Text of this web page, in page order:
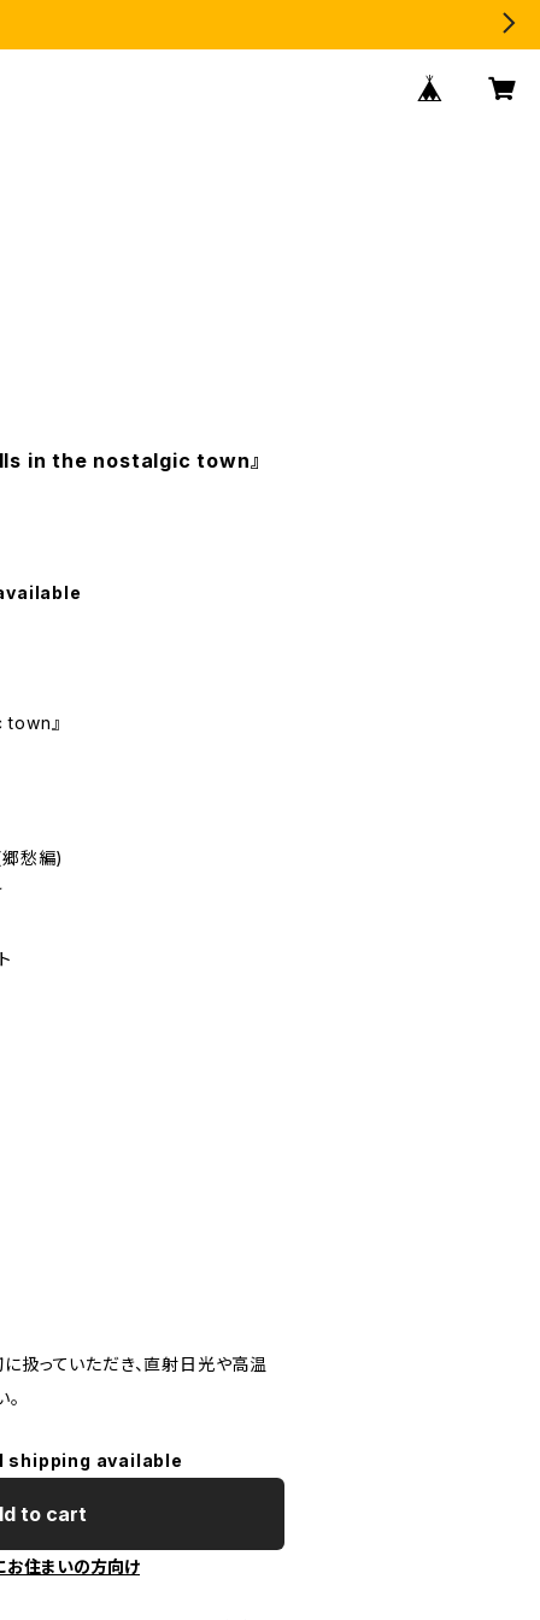
in the nostalgic town』
』
愁編)
扱っていただき、直射日光や高温
shipping available
to cart
お住まいの方向け